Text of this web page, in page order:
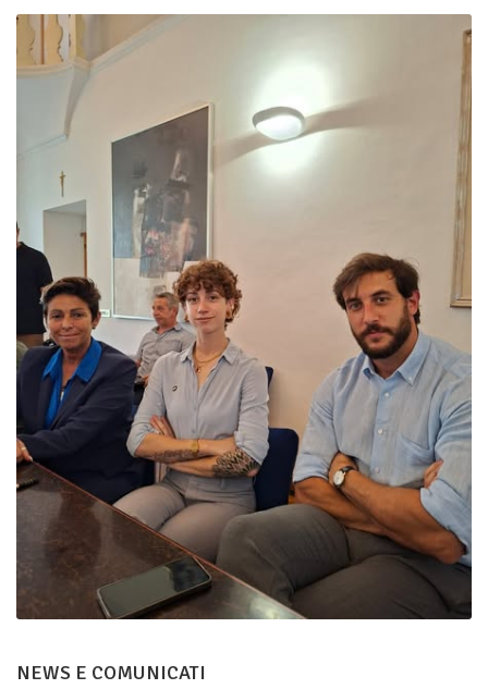
NEWS E COMUNICATI